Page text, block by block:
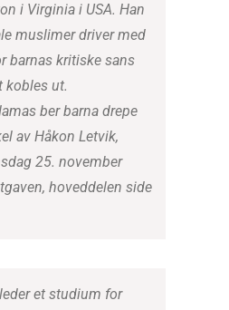
i Virginia i USA. Han
muslimer driver med
barnas kritiske sans
kobles ut.
ber barna drepe
av Håkon Letvik,
25. november
hoveddelen side
et studium for